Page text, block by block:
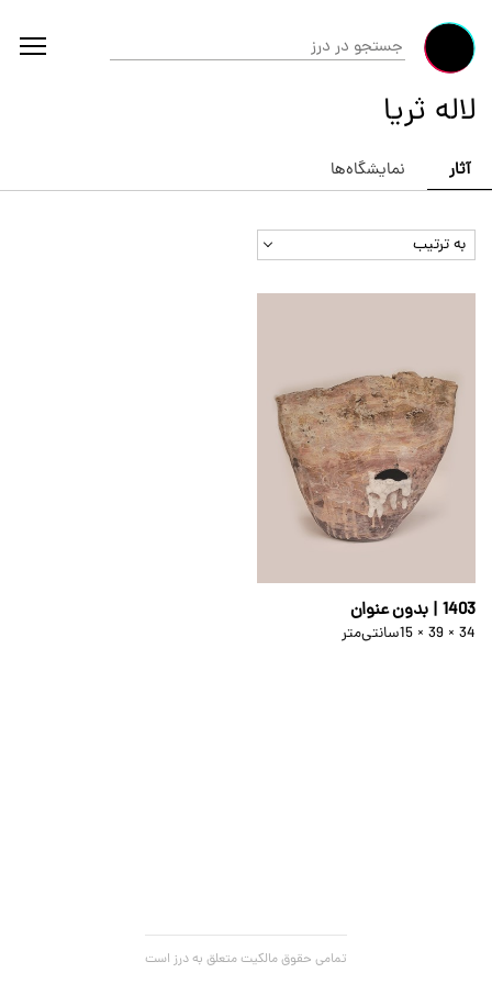
لاله ثریا
آثار نمایشگاه‌ها
به ترتیب
1403 | بدون عنوان
15 × 39 × 34سانتی‌متر
تمامی حقوق مالکیت متعلق به درز است